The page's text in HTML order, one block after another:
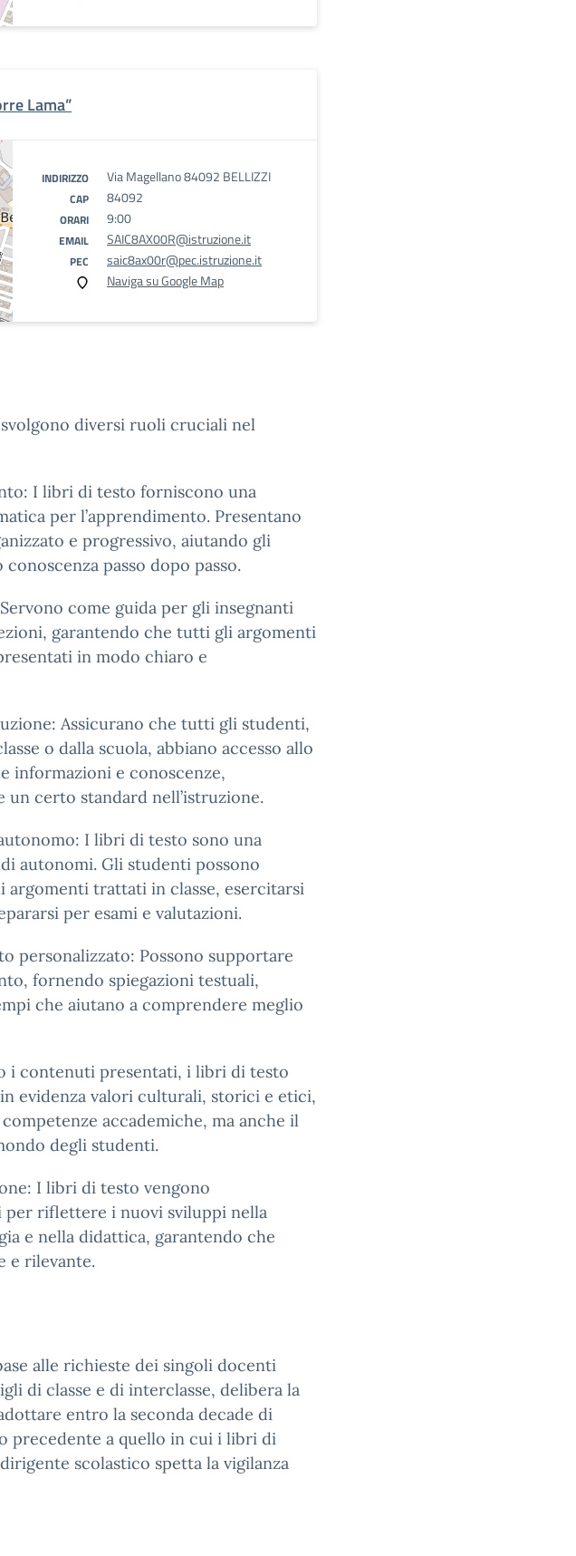
Lama”
INDIRIZZO Via Magellano 84092 BELLIZZI
CAP 84092
ORARI 9:00
EMAIL SAIC8AX00R@istruzione.it
PEC
saic8ax00r@pec.istruzione.it
Naviga su Google Map
diversi ruoli cruciali nel
I libri di testo forniscono una
per l’apprendimento. Presentano
e progressivo, aiutando gli
passo dopo passo.
come guida per gli insegnanti
garantendo che tutti gli argomenti
in modo chiaro e
Assicurano che tutti gli studenti,
o dalla scuola, abbiano accesso allo
informazioni e conoscenze,
certo standard nell’istruzione.
I libri di testo sono una
autonomi. Gli studenti possono
argomenti trattati in classe, esercitarsi
per esami e valutazioni.
personalizzato: Possono supportare
fornendo spiegazioni testuali,
che aiutano a comprendere meglio
i contenuti presentati, i libri di testo
evidenza valori culturali, storici e etici,
accademiche, ma anche il
degli studenti.
I libri di testo vengono
per riflettere i nuovi sviluppi nella
e nella didattica, garantendo che
e rilevante.
alle richieste dei singoli docenti
di classe e di interclasse, delibera la
entro la seconda decade di
precedente a quello in cui i libri di
scolastico spetta la vigilanza